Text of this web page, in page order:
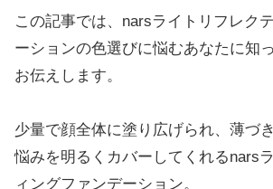
この記事では、narsライトリフレク
ーションの色選びに悩むあなたに知
お伝えします。
少量で顔全体に塗り広げられ、薄づ
悩みを明るくカバーしてくれるnars
ィングファンデーション。